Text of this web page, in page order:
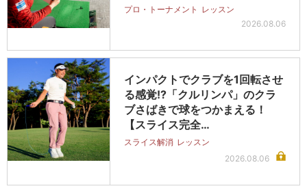
プロ・トーナメント レッスン
2026.08.06
インパクトでクラブを1回転させ
る感覚!?「クルリンパ」のクラ
ブさばきで球をつかまえる！
【スライス完全…
スライス解消 レッスン
2026.08.06